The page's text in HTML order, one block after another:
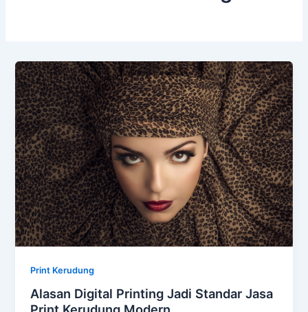
Print Kerudung
Alasan Digital Printing Jadi Standar Jasa